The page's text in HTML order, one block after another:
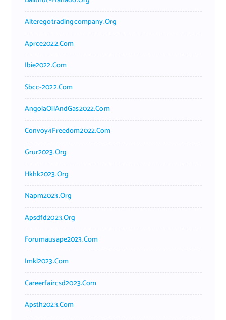
Alteregotradingcompany.org
Aprce2022.com
Ibie2022.com
Sbcc-2022.com
AngolaOilAndGas2022.com
Convoy4Freedom2022.com
Grur2023.org
Hkhk2023.org
Napm2023.org
Apsdfd2023.org
Forumausape2023.com
Imkl2023.com
Careerfaircsd2023.com
Apsth2023.com